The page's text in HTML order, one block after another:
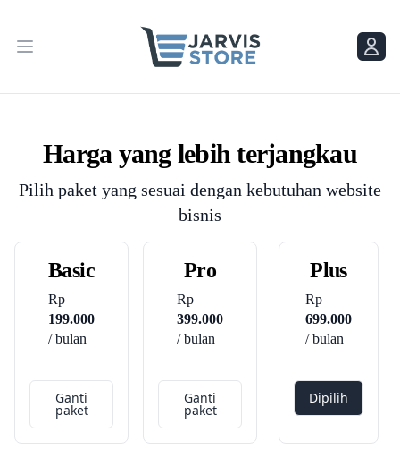
Menu
Menu
Harga yang lebih terjangkau
Pilih paket yang sesuai dengan kebutuhan website
bisnis
Basic
Rp
199.000
/ bulan
Ganti
paket
Pro
Rp
399.000
/ bulan
Ganti
paket
Plus
Rp
699.000
/ bulan
Dipilih